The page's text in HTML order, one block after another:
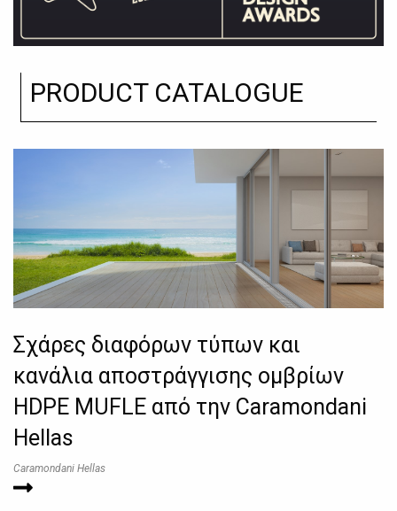
PRODUCT CATALOGUE
Σχάρες διαφόρων τύπων και
κανάλια αποστράγγισης ομβρίων
HDPE MUFLE από την Caramondani
Hellas
Caramondani Hellas